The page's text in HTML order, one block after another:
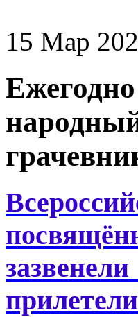
15 Мар